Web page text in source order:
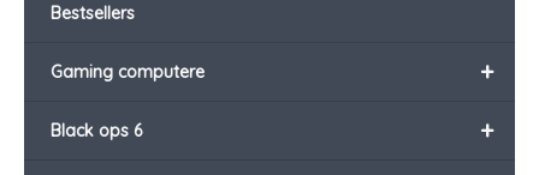
Bestsellers
+
Gaming computere
+
Black ops 6